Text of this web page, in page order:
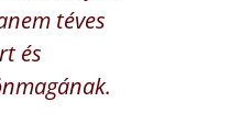
téves
és